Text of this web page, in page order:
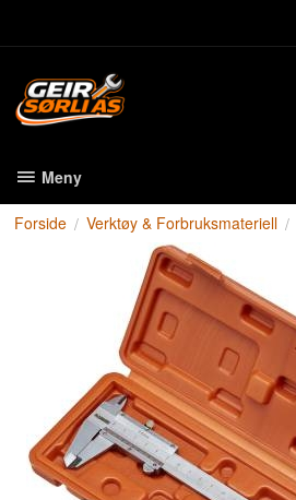
Meny
Forside Verktøy & Forbruksmateriell